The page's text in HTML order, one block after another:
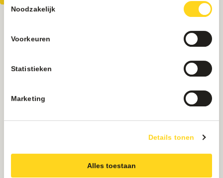
Noodzakelijk
Voorkeuren
Statistieken
Marketing
Details tonen
Alles toestaan